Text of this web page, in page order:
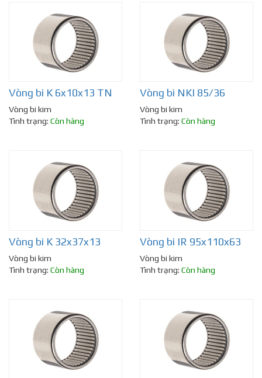
Vòng bi K 6x10x13 TN
Vòng bi kim
Tình trạng: Còn hàng
Vòng bi NKI 85/36
Vòng bi kim
Tình trạng: Còn hàng
Vòng bi K 32x37x13
Vòng bi kim
Tình trạng: Còn hàng
Vòng bi IR 95x110x63
Vòng bi kim
Tình trạng: Còn hàng